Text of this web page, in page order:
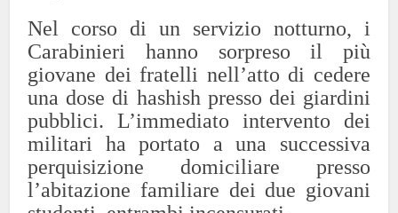
Nel corso di un servizio notturno, i
Carabinieri hanno sorpreso il più
giovane dei fratelli nell’atto di cedere
una dose di hashish presso dei giardini
pubblici. L’immediato intervento dei
militari ha portato a una successiva
perquisizione domiciliare presso
l’abitazione familiare dei due giovani